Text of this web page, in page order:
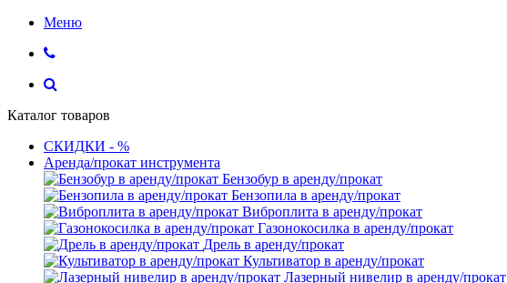
Меню
Каталог товаров
СКИДКИ - %
Аренда/прокат инструмента
Бензобур в аренду/прокат
Бензопила в аренду/прокат
Виброплита в аренду/прокат
Газонокосилка в аренду/прокат
Дрель в аренду/прокат
Культиватор в аренду/прокат
Лазерный нивелир в аренду/прокат